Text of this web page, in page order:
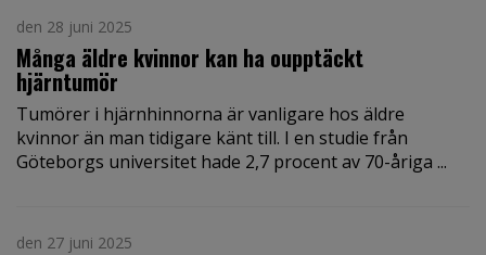
den 28 juni 2025
Många äldre kvinnor kan ha oupptäckt
hjärntumör
Tumörer i hjärnhinnorna är vanligare hos äldre
kvinnor än man tidigare känt till. I en studie från
Göteborgs universitet hade 2,7 procent av 70-åriga ...
den 27 juni 2025